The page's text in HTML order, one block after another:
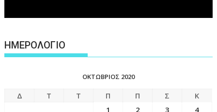
ΗΜΕΡΟΛΟΓΙΟ
ΟΚΤΏΒΡΙΟΣ 2020
Δ Τ Τ Π Π Σ
Κ
1
2 3
4